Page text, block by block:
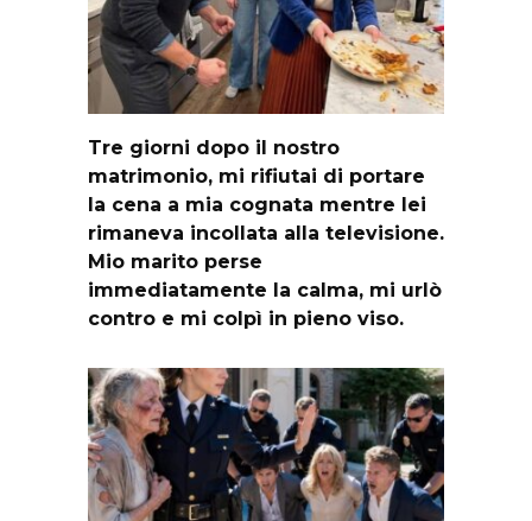
Tre giorni dopo il nostro
matrimonio, mi rifiutai di portare
la cena a mia cognata mentre lei
rimaneva incollata alla televisione.
Mio marito perse
immediatamente la calma, mi urlò
contro e mi colpì in pieno viso.